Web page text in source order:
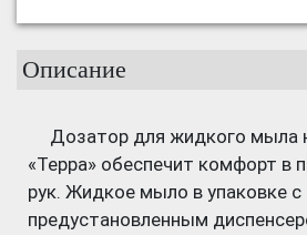
Описание
Дозатор для жидкого мыла
«Терра» обеспечит комфорт в
рук. Жидкое мыло в упаковке с
предустановленным